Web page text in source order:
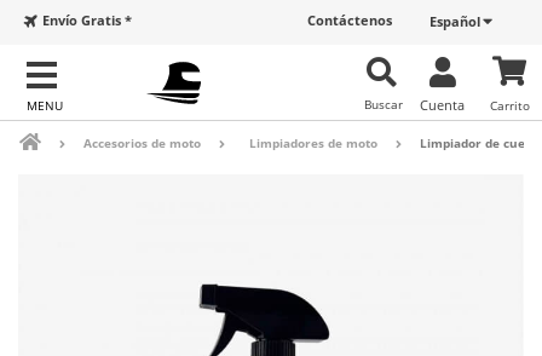
Español
Contáctenos
Envío Gratis *
Carrito
Cuenta
Buscar
Accesorios de moto Limpiadores de moto Limpiador de